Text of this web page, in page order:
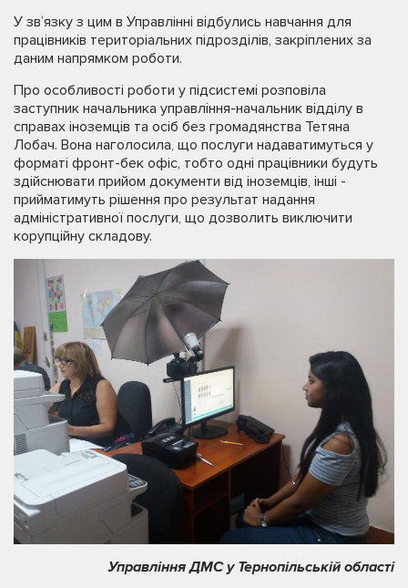
У зв’язку з цим в Управлінні відбулись навчання для
працівників територіальних підрозділів, закріплених за
даним напрямком роботи.
Про особливості роботи у підсистемі розповіла
заступник начальника управління-начальник відділу в
справах іноземців та осіб без громадянства Тетяна
Лобач. Вона наголосила, що послуги надаватимуться у
форматі фронт-бек офіс, тобто одні працівники будуть
здійснювати прийом документи від іноземців, інші -
прийматимуть рішення про результат надання
адміністративної послуги, що дозволить виключити
корупційну складову.
Управління ДМС у Тернопільській області